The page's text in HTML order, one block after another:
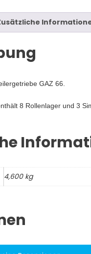
GAZ 66.
enthält 8 Rollenlager
4,600 kg